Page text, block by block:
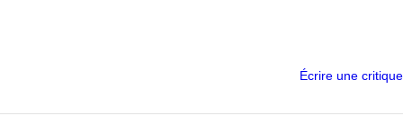
Écrire une critique